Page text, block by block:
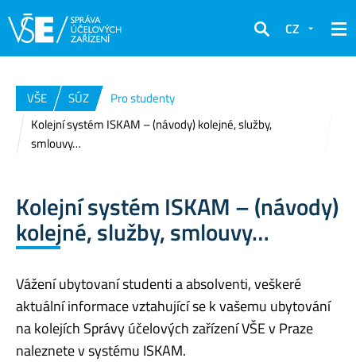
Hledat
CZ
VŠE SÚZ
Pro studenty
Kolejní systém ISKAM – (návody) kolejné, služby,
smlouvy…
Kolejní systém ISKAM – (návody)
kolejné, služby, smlouvy…
Vážení ubytovaní studenti a absolventi, veškeré
aktuální informace vztahující se k vašemu ubytování
na kolejích Správy účelových zařízení VŠE v Praze
naleznete v systému ISKAM.